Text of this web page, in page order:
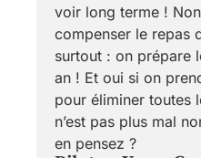
voir long terme !
compenser le repas
surtout : on prépare
an ! Et oui si on
pour éliminer toutes
n’est pas plus mal
en pensez ?